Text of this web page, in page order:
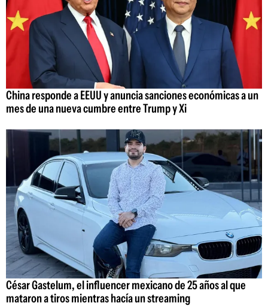
China responde a EEUU y anuncia sanciones económicas a un
mes de una nueva cumbre entre Trump y Xi
César Gastelum, el influencer mexicano de 25 años al que
mataron a tiros mientras hacía un streaming